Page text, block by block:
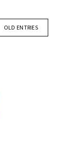
OLD ENTRIES